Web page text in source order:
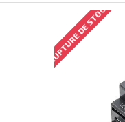
RUPTURE DE STOCK